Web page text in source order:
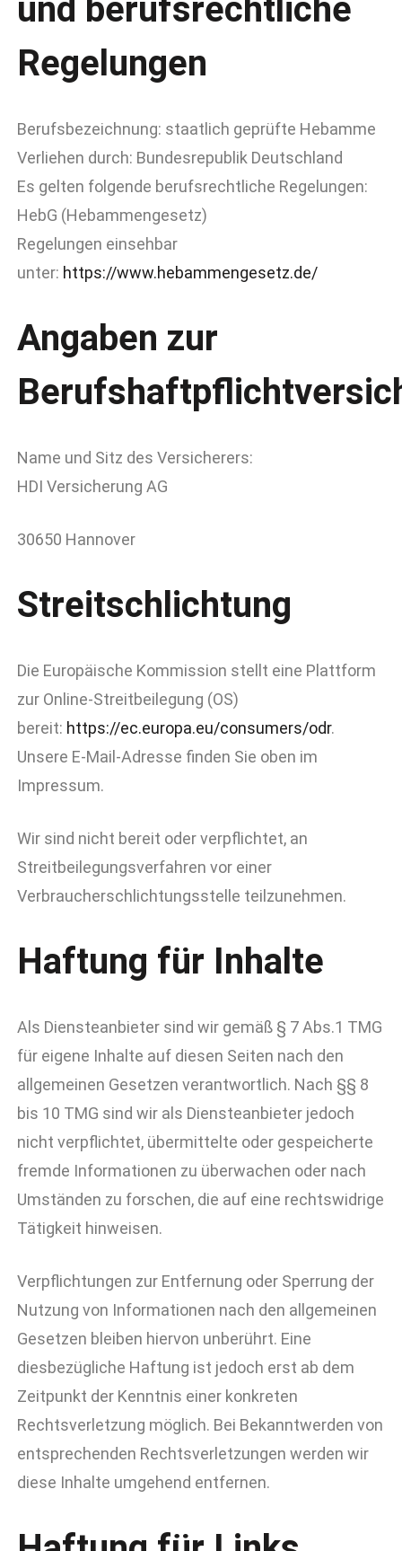
und berufsrechtliche
Regelungen
Berufsbezeichnung: staatlich geprüfte Hebamme
Verliehen durch: Bundesrepublik Deutschland
Es gelten folgende berufsrechtliche Regelungen:
HebG (Hebammengesetz)
Regelungen einsehbar
unter: https://www.hebammengesetz.de/
Angaben zur
Name und Sitz des Versicherers:
HDI Versicherung AG
30650 Hannover
Streitschlichtung
Die Europäische Kommission stellt eine Plattform
zur Online-Streitbeilegung (OS)
bereit: https://ec.europa.eu/consumers/odr.
Unsere E-Mail-Adresse finden Sie oben im
Impressum.
Wir sind nicht bereit oder verpflichtet, an
Streitbeilegungsverfahren vor einer
Verbraucherschlichtungsstelle teilzunehmen.
Haftung für Inhalte
Als Diensteanbieter sind wir gemäß § 7 Abs.1 TMG
für eigene Inhalte auf diesen Seiten nach den
allgemeinen Gesetzen verantwortlich. Nach §§ 8
bis 10 TMG sind wir als Diensteanbieter jedoch
nicht verpflichtet, übermittelte oder gespeicherte
fremde Informationen zu überwachen oder nach
Umständen zu forschen, die auf eine rechtswidrige
Tätigkeit hinweisen.
Verpflichtungen zur Entfernung oder Sperrung der
Nutzung von Informationen nach den allgemeinen
Gesetzen bleiben hiervon unberührt. Eine
diesbezügliche Haftung ist jedoch erst ab dem
Zeitpunkt der Kenntnis einer konkreten
Rechtsverletzung möglich. Bei Bekanntwerden von
entsprechenden Rechtsverletzungen werden wir
diese Inhalte umgehend entfernen.